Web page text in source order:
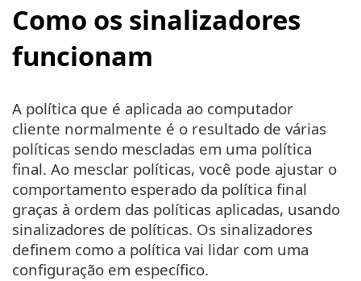
Como os sinalizadores
funcionam
A política que é aplicada ao computador
cliente normalmente é o resultado de várias
políticas sendo mescladas em uma política
final. Ao mesclar políticas, você pode ajustar o
comportamento esperado da política final
graças à ordem das políticas aplicadas, usando
sinalizadores de políticas. Os sinalizadores
definem como a política vai lidar com uma
configuração em específico.